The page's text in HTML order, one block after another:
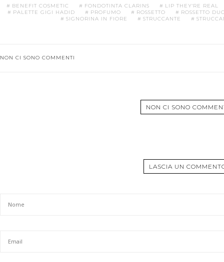
BENEFIT COSMETIC FONDOTINTA CLARINS
LIP THEY'RE REAL
PALETTE GIGI HADID
PROFUMO ROSSETTO
ROSSETTO
SIGNORINA IN FIORE
STRUCCANTE
NON CI SONO COMMENTI
NON CI SONO
LASCIA UN